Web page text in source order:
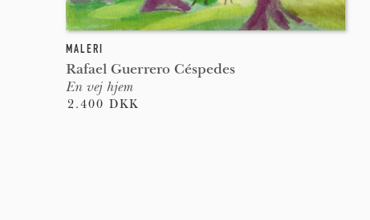
MALERI
Rafael Guerrero Céspedes
En vej hjem
2.400 DKK